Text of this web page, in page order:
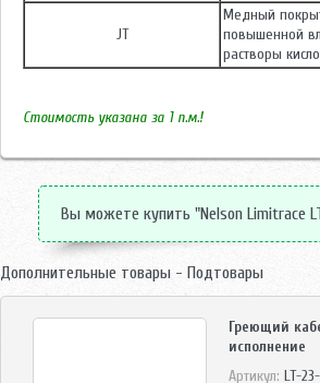
JT
Медный
повышенной
растворы
Стоимость указана за 1 п.м.!
Вы можете купить "Nelson Limitrace
Дополнительные товары - Подтовары
Греющий
исполнение
Артикул: LT-